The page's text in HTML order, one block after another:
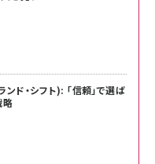
ド・シフト): 「信頼」で選ば
略